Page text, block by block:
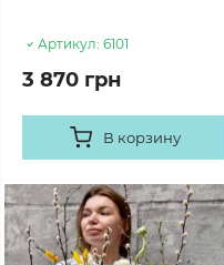
Артикул: 6101
3 870 грн
В корзину